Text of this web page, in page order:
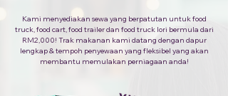
Kami menyediakan sewa yang berpatutan untuk food
truck, food cart, food trailer dan food truck lori bermula dari
RM2,000! Trak makanan kami datang dengan dapur
lengkap & tempoh penyewaan yang fleksibel yang akan
membantu memulakan perniagaan anda!